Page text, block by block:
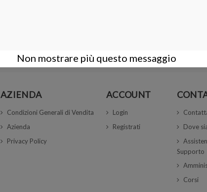
AZIENDA
Condizioni Generali di Vendita
Azienda
Privacy Policy
ACCOUNT
Login
Registrati
Dove
Supporto
Corsi
Non mostrare più questo messaggio